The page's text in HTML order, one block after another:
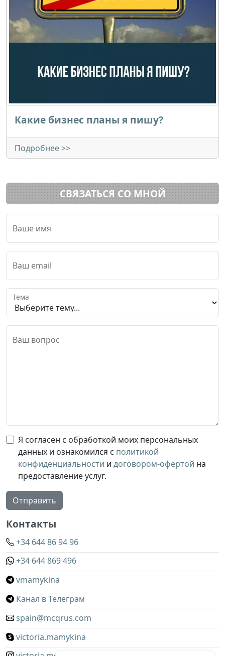
Какие бизнес планы я пишу?
Подробнее >>
СВЯЗАТЬСЯ СО МНОЙ
Ваше имя
Ваш email
Тема
Ваш вопрос
Я согласен с обработкой моих персональных
данных и ознакомился с политикой
конфиденциальности и договором-офертой на
предоставление услуг.
Отправить
Контакты
+34 644 86 94 96
+34 644 869 496
vmamykina
Канал в Телеграм
spain@mcqrus.com
victoria.mamykina